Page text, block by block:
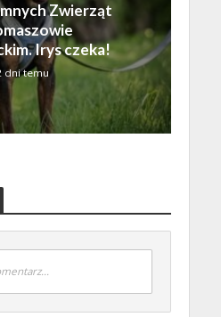
Zwierząt
Irys czeka!
dni temu